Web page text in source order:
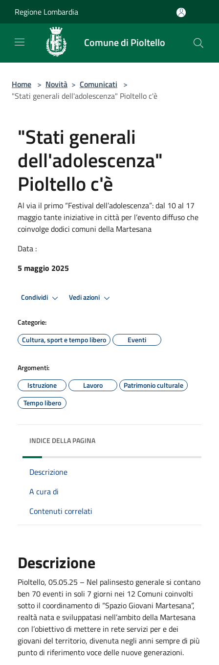
Regione Lombardia
Comune di Pioltello
Home > Novità > Comunicati >
"Stati generali dell'adolescenza" Pioltello c'è
"Stati generali
dell'adolescenza"
Pioltello c'è
Al via il primo “Festival dell’adolescenza”: dal 10 al 17
maggio tante iniziative in città per l’evento diffuso che
coinvolge dodici comuni della Martesana
Data :
5 maggio 2025
Condividi Vedi azioni
Categorie:
Cultura, sport e tempo libero
Eventi
Argomenti:
Istruzione
Lavoro
Patrimonio culturale
Tempo libero
INDICE DELLA PAGINA
Descrizione
A cura di
Contenuti correlati
Descrizione
Pioltello, 05.05.25 – Nel palinsesto generale si contano
ben 70 eventi in soli 7 giorni nei 12 Comuni coinvolti
sotto il coordinamento di “Spazio Giovani Martesana”,
realtà nata e sviluppatasi nell’ambito della Martesana
con l’obiettivo di mettere in rete servizi per e dei
giovani del territorio, divenuta negli anni sempre di più
punto di riferimento voce delle nuove generazioni.